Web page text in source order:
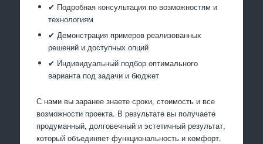
✔ Подробная консультация по возможностям и
технологиям
✔ Демонстрация примеров реализованных
решений и доступных опций
✔ Индивидуальный подбор оптимального
варианта под задачи и бюджет
С нами вы заранее знаете сроки, стоимость и все
возможности проекта. В результате вы получаете
продуманный, долговечный и эстетичный результат,
который объединяет функциональность и комфорт.